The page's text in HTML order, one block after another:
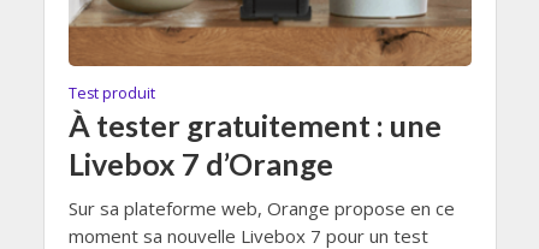
Test produit
À tester gratuitement : une
Livebox 7 d’Orange
Sur sa plateforme web, Orange propose en ce
moment sa nouvelle Livebox 7 pour un test